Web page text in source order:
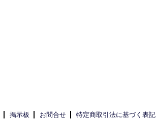
掲示板 お問合せ 特定商取引法に基づく表記